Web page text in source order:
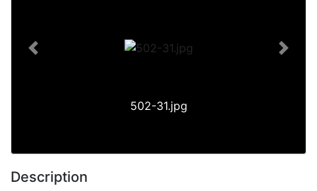
502-31.jpg
Previous Next
Description